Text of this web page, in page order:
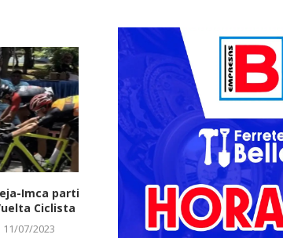
a...
Bo Bichette impulsa dos
carreras, Mets triunfan 4-2...
31/03/2026